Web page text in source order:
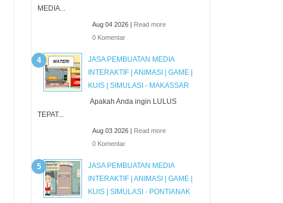
MEDIA...
Aug 04 2026 | Read more
0 Komentar
JASA PEMBUATAN MEDIA
INTERAKTIF | ANIMASI | GAME |
KUIS | SIMULASI - MAKASSAR
Apakah Anda ingin LULUS
TEPAT...
Aug 03 2026 | Read more
0 Komentar
JASA PEMBUATAN MEDIA
INTERAKTIF | ANIMASI | GAME |
KUIS | SIMULASI - PONTIANAK